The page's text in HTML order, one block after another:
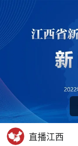
回顾 00:00
直播江西